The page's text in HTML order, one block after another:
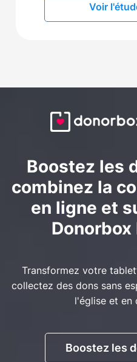
Voir
Boostez les
combinez la
en ligne et
Transformez votre
collectez des dons sans
l'église et en
Boostez les